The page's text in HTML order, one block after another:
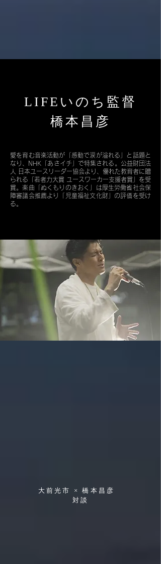
LIFEいのち監督
​橋本昌彦
愛を育む音楽活動が「感動で涙が溢れる」と話題と
なり、NHK「あさイチ」で特集される。公益財団法
人 日本ユースリーダー協会より、優れた教育者に贈
られる「若者力大賞 ユースワーカー支援者賞」を受
賞。楽曲「ぬくもりのきおく」は厚生労働省社会保
障審議会推薦より「児童福祉文化財」の評価を受け
る。
​大前光市 × 橋本昌彦
​対談